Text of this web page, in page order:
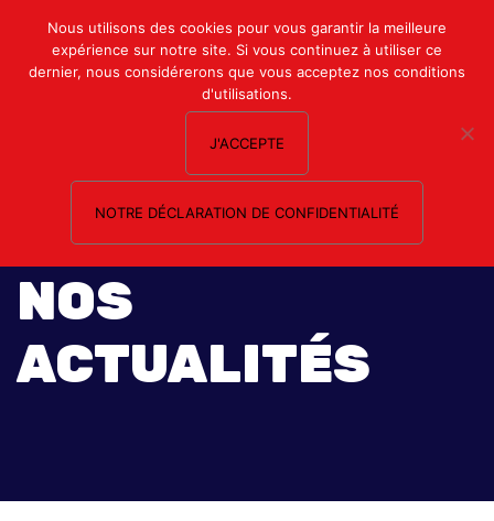
Mon compte
Nous contacter
NOS
ACTUALITÉS
Nous utilisons des cookies pour vous garantir la meilleure
expérience sur notre site. Si vous continuez à utiliser ce
dernier, nous considérerons que vous acceptez nos conditions
d'utilisations.
J'ACCEPTE
NOTRE DÉCLARATION DE CONFIDENTIALITÉ